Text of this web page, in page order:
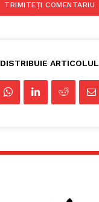
DISTRIBUIE ARTICOLUL